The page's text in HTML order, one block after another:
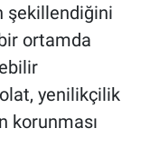
şekillendiğini
ortamda
yenilikçilik
korunması